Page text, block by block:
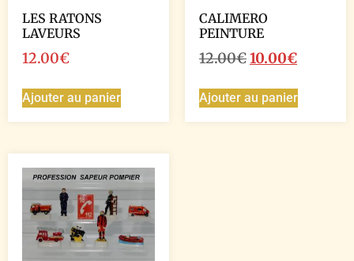
LES RATONS
LAVEURS
12.00€
Ajouter au panier
CALIMERO
PEINTURE
12.00€10.00€
Ajouter au panier